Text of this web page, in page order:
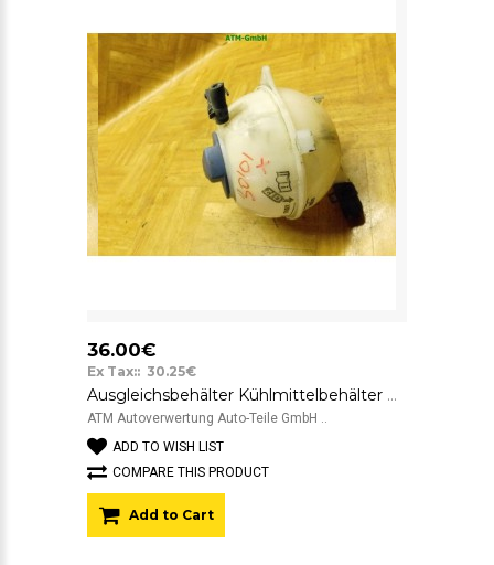
36.00€
Ex Tax:: 30.25€
Ausgleichsbehälter Kühlmittelbehälter Behälter Skoda Fabia GPO
ATM Autoverwertung Auto-Teile GmbH ..
ADD TO WISH LIST
COMPARE THIS PRODUCT
Add to Cart